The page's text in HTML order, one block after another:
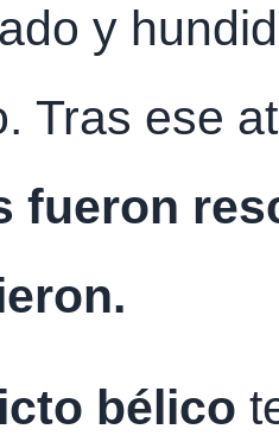
y
Tras ese
fueron
bélico